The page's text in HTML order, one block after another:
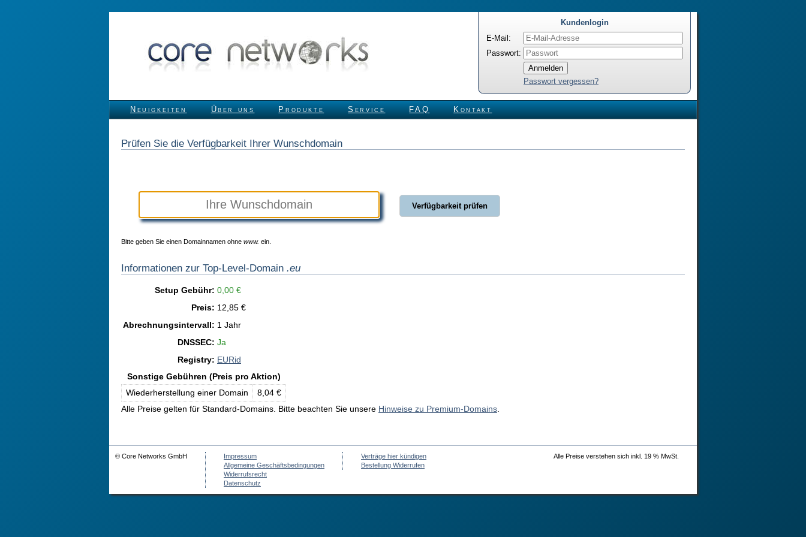
Kundenlogin
E-Mail:
Passwort:
Passwort vergessen?
Neuigkeiten Über uns Produkte Service FAQ Kontakt
Prüfen Sie die Verfügbarkeit Ihrer Wunschdomain
Bitte geben Sie einen Domainnamen ohne www. ein.
Informationen zur Top-Level-Domain .eu
Setup Gebühr: 0,00 €
Preis: 12,85 €
Abrechnungsintervall: 1 Jahr
DNSSEC: Ja
Registry: EURid
Sonstige Gebühren (Preis pro Aktion)
Wiederherstellung einer Domain
8,04 €
Alle Preise gelten für Standard-Domains. Bitte beachten Sie unsere Hinweise zu Premium-Domains
© Core Networks GmbH
Impressum
Allgemeine Geschäftsbedingungen
Widerrufsrecht
Datenschutz
Verträge hier kündigen
Bestellung Widerrufen
Alle Preise verstehen sich inkl. 19 % MwSt.